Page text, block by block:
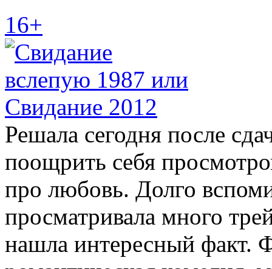
16+
Решала сегодня после
поощрить себя
про любовь. Долго
просматривала много
нашла интересный факт.